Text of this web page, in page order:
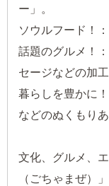
ー」。
ソウルフード！
話題のグルメ！
セージなどの加工
暮らしを豊かに
などのぬくもりあ
文化、グルメ、
（ごちゃまぜ）